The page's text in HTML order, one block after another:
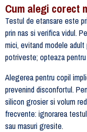
Cum alegi corect
Testul de etansare este
prin nas si verifica vidul.
mici, evitand modele adult
potriveste; opteaza
Alegerea pentru copil
prevenind disconfortul.
silicon grosier si volum
frecvente: ignorarea
sau masuri gresite.